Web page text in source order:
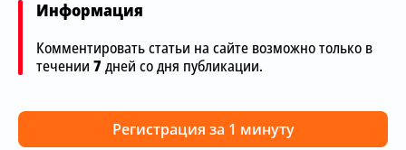
Информация
Комментировать статьи на сайте возможно только в
течении 7дней со дня публикации.
Регистрация за 1 минуту